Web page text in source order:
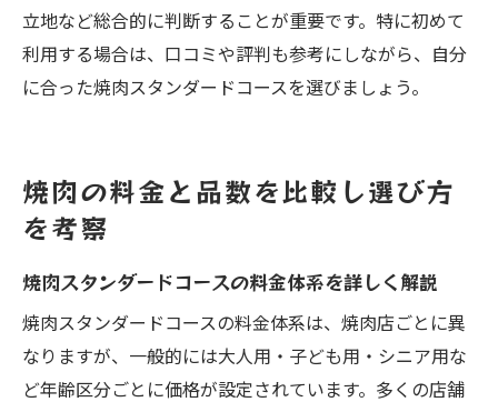
立地など総合的に判断することが重要です。特に初めて
利用する場合は、口コミや評判も参考にしながら、自分
に合った焼肉スタンダードコースを選びましょう。
焼肉の料金と品数を比較し選び方
を考察
焼肉スタンダードコースの料金体系を詳しく解説
焼肉スタンダードコースの料金体系は、焼肉店ごとに異
なりますが、一般的には大人用・子ども用・シニア用な
ど年齢区分ごとに価格が設定されています。多くの店舗